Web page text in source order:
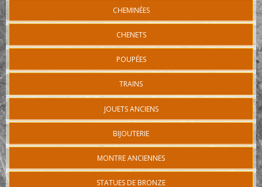
CHEMINÉES
CHENETS
POUPÉES
TRAINS
JOUETS ANCIENS
BIJOUTERIE
MONTRE ANCIENNES
STATUES DE BRONZE